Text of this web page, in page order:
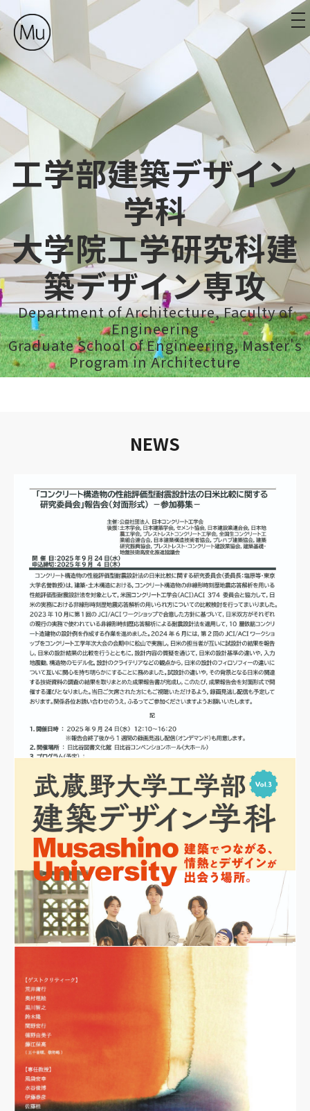
工学部建築デザイン
学科
大学院工学研究科建
築デザイン専攻
Department of Architecture, Faculty of
Engineering
Graduate School of Engineering, Master's
Program in Architecture
NEWS
JUL
30
2025
「コンクリート構造物の性能評価型耐震設計
法の日米比較に関する研究委員会」報告会の
開催
Seminar
建築デザイン学科の高橋智也准教授が日本コンクリート工学会「コンクリート構
造物の性能評価型耐震設計法の日米比較に関する研究委員会」 の委員として取り
組んできた内容などについての報告会が開催されます。
日時：2025年9月24日(水)12：10～16：20
開催場所：日比谷図書文化館 日比谷コンベンションホール（大ホール）
開催概要
イベント詳細